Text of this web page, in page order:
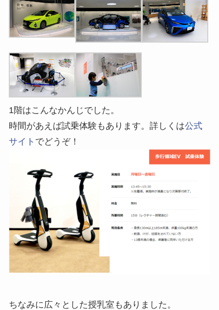
1階はこんなかんじでした。
時間があえば試乗体験もあります。詳しくは公式
サイト でどうぞ！
ちなみに広々とした授乳室もありました。